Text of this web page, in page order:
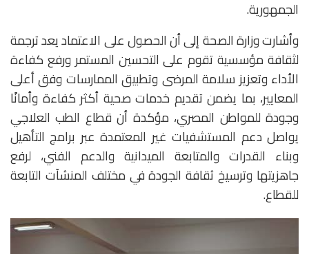
الجمهورية.
وأشارت وزارة الصحة إلى أن الحصول على الاعتماد يعد ترجمة
لثقافة مؤسسية تقوم على التحسين المستمر ورفع كفاءة
الأداء وتعزيز سلامة المرضى وتطبيق الممارسات وفق أعلى
المعايير، بما يضمن تقديم خدمات صحية أكثر كفاءة وأمانًا
وجودة للمواطن المصري، مؤكدة أن قطاع الطب العلاجي
يواصل دعم المستشفيات غير المعتمدة عبر برامج التأهيل
وبناء القدرات والمتابعة الميدانية والدعم الفني، لرفع
جاهزيتها وترسيخ ثقافة الجودة في مختلف المنشآت التابعة
للقطاع.